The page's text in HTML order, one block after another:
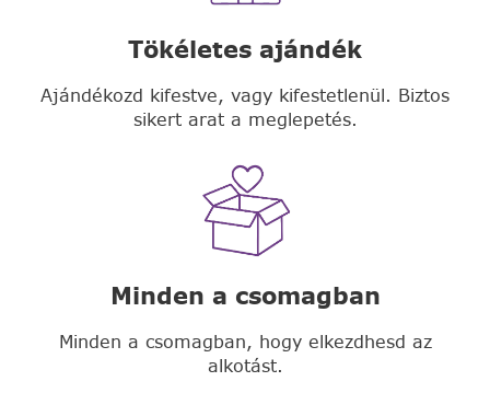
Tökéletes ajándék
Ajándékozd kifestve, vagy kifestetlenül. Biztos
sikert arat a meglepetés.
Minden a csomagban
Minden a csomagban, hogy elkezdhesd az
alkotást.